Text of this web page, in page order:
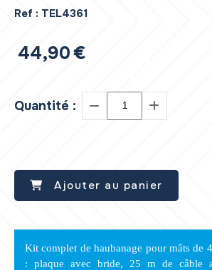
Ref : TEL4361
44,90€
Quantité :
Ajouter au panier
Kit complet de haubanage pour mâts de
: plaque avec bride, 25 m de câble